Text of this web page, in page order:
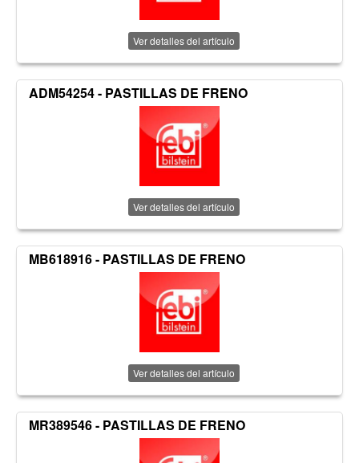
Ver detalles del artículo
ADM54254 - PASTILLAS DE FRENO
Ver detalles del artículo
MB618916 - PASTILLAS DE FRENO
Ver detalles del artículo
MR389546 - PASTILLAS DE FRENO